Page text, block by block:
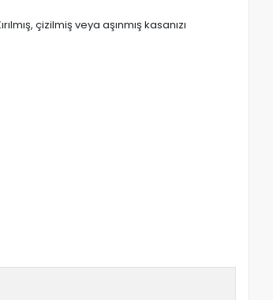
çizilmiş veya aşınmış kasanızı